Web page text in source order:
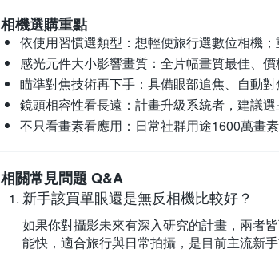
相機選購重點
依使用習慣選類型： 想輕便旅行選數位相機；
感光元件大小影響畫質： 全片幅畫質最佳、
瞄準對焦技術再下手： 具備眼部追焦、自動對
鏡頭相容性看長遠： 計畫升級系統者，建議
不只看畫素看應用： 日常社群用途1600萬畫
相關常見問題 Q&A
新手該買單眼還是無反相機比較好？
如果你對攝影未來有深入研究的計畫，兩者
能快，適合旅行與日常拍攝，是目前主流新手